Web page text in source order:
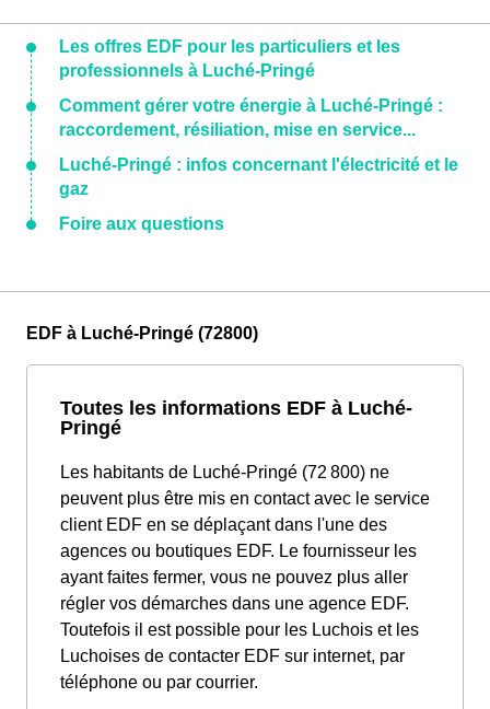
Les offres EDF pour les particuliers et les
professionnels à Luché-Pringé
Comment gérer votre énergie à Luché-Pringé :
raccordement, résiliation, mise en service...
Luché-Pringé : infos concernant l'électricité et le
gaz
Foire aux questions
EDF à Luché-Pringé (72800)
Toutes les informations EDF à Luché-
Pringé
Les habitants de Luché-Pringé (72 800) ne
peuvent plus être mis en contact avec le service
client EDF en se déplaçant dans l'une des
agences ou boutiques EDF. Le fournisseur les
ayant faites fermer, vous ne pouvez plus aller
régler vos démarches dans une agence EDF.
Toutefois il est possible pour les Luchois et les
Luchoises de contacter EDF sur internet, par
téléphone ou par courrier.